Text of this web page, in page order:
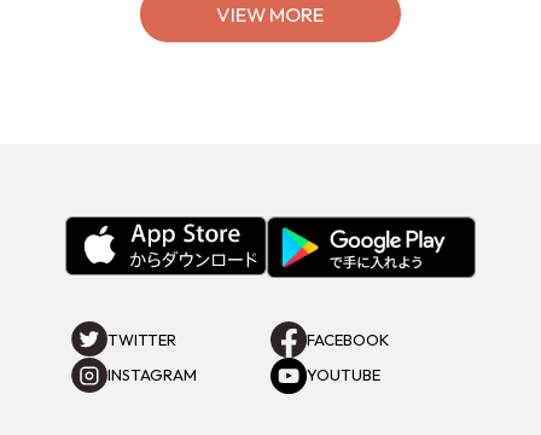
VIEW MORE
TWITTER
FACEBOOK
INSTAGRAM
YOUTUBE